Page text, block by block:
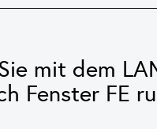
– für Einzel- sowie
des
einen berührungslosen
– ideal zur Anbindung an
mit dem
Fenster FE